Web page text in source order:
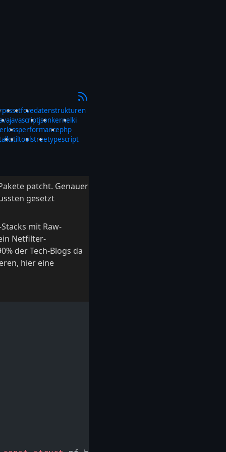
cssctfcvedatenstrukturen
javascriptjsonkernelki
performancephp
tiltoolstreetypescript
patcht. Genauer
gesetzt
mit Raw-
Netfilter-
der Tech-Blogs da
hier eine